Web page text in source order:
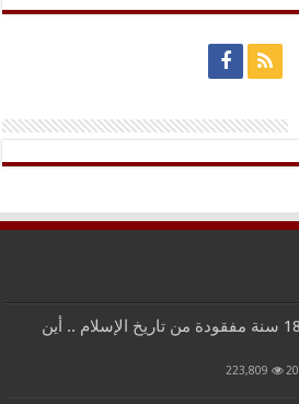
اكثر من 183 سنة مفقودة من تاريخ الإسلام .. أين
223,809